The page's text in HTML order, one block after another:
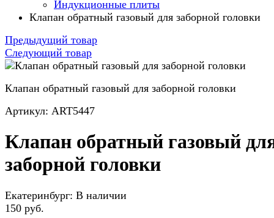
Индукционные плиты
Клапан обратный газовый для заборной головки
Предыдущий товар
Следующий товар
Клапан обратный газовый для заборной головки
Артикул: ART5447
Клапан обратный газовый
заборной головки
Екатеринбург: В наличии
150 руб.